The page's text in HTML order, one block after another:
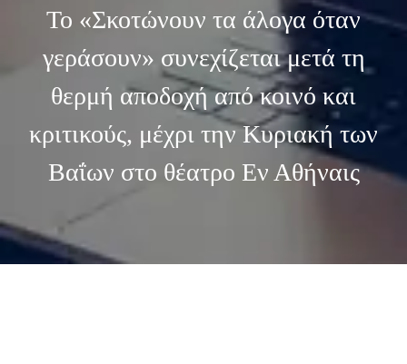
Το «Σκοτώνουν τα άλογα όταν
γεράσουν» συνεχίζεται μετά τη
θερμή αποδοχή από κοινό και
κριτικούς, μέχρι την Κυριακή των
Βαΐων στο θέατρο Εν Αθήναις